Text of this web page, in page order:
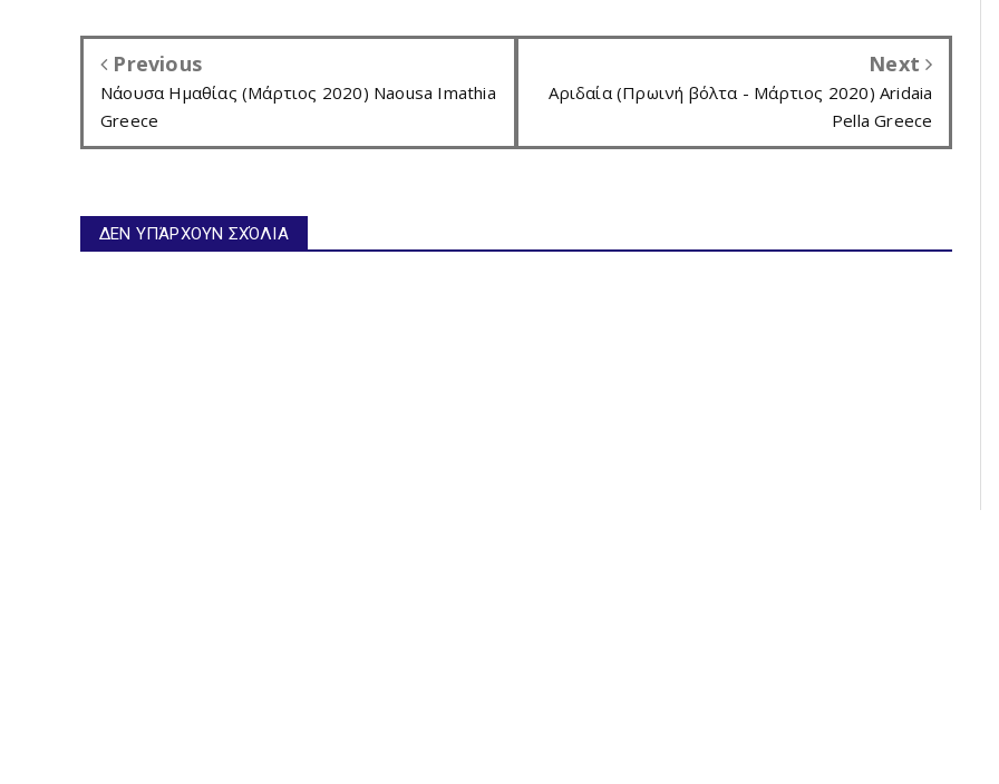
Previous
Νάουσα Ημαθίας (Μάρτιος 2020) Naousa Imathia
Greece
Next
Αριδαία (Πρωινή βόλτα - Μάρτιος 2020) Aridaia
Pella Greece
ΔΕΝ ΥΠΆΡΧΟΥΝ ΣΧΌΛΙΑ